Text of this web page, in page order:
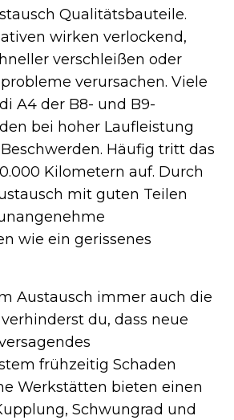
Qualitätsbauteile.
wirken verlockend,
verschleißen oder
verursachen. Viele
A4 der B8- und B9-
bei hoher Laufleistung
Häufig tritt das
Kilometern auf. Durch
mit guten Teilen
wie ein gerissenes
Austausch immer auch die
du, dass neue
frühzeitig Schaden
Werkstätten bieten einen
Schwungrad und